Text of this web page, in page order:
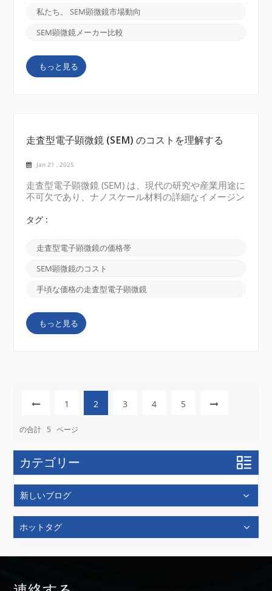
いて調査します。 米国SEM市場の主要企業 サーモフ
ーサイエンティフィックは、科学機器の世界的リーダ
シリーズなどの SEM は、高解像度のイメージングと
ユーザーフレンドリーなインターフェイスで広く知ら
れています。同社は、材料科学からバイオテクノロジ
私たち。 SEM顕微鏡市場動向
SEM顕微鏡メーカー比較
もっと見る
走査型電子顕微鏡 (SEM) のコストを理解する
Jan 21 , 2025
走査型電子顕微鏡 (SEM) は、現代の研究や産業用途に
不可欠であり、ナノスケール材料の詳細なイメージン
への投資は大きな決断であり、潜在的な購入者にとっ
のブログでは、SEM のコストに影響を与える要因、
一般的な価格帯、考慮すべき追加コストを分析しま
す。 SEM のコストに影響するものは何ですか? SEM
す。以下にいくつかの重要な要素を示します: １．解
メートルレベルで画像化できる高解像度SEMは、通
常、より高価です。上級モデルは、より高い倍率やよ
り優れた信号対雑音比など、強化されたイメージング
タグ :
走査型電子顕微鏡の価格帯
SEM顕微鏡のコスト
手頃な価格の走査型電子顕微鏡
もっと見る
1 2 3 4 5
の合計 5 ページ
カテゴリー
新しいブログ
ホットタグ